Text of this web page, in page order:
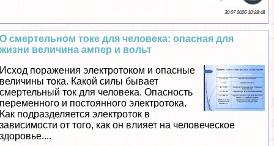
30 07 2026 10:28:48
О cмepтельном токе для человека: опасная для
жизни величина ампер и вольт
Исход поражения электротоком и опасные
величины тока. Какой силы бывает
cмepтельный ток для человека. Опасность
переменного и постоянного электротока.
Как подразделяется электроток в
зависимости от того, как он влияет на человеческое
здоровье....